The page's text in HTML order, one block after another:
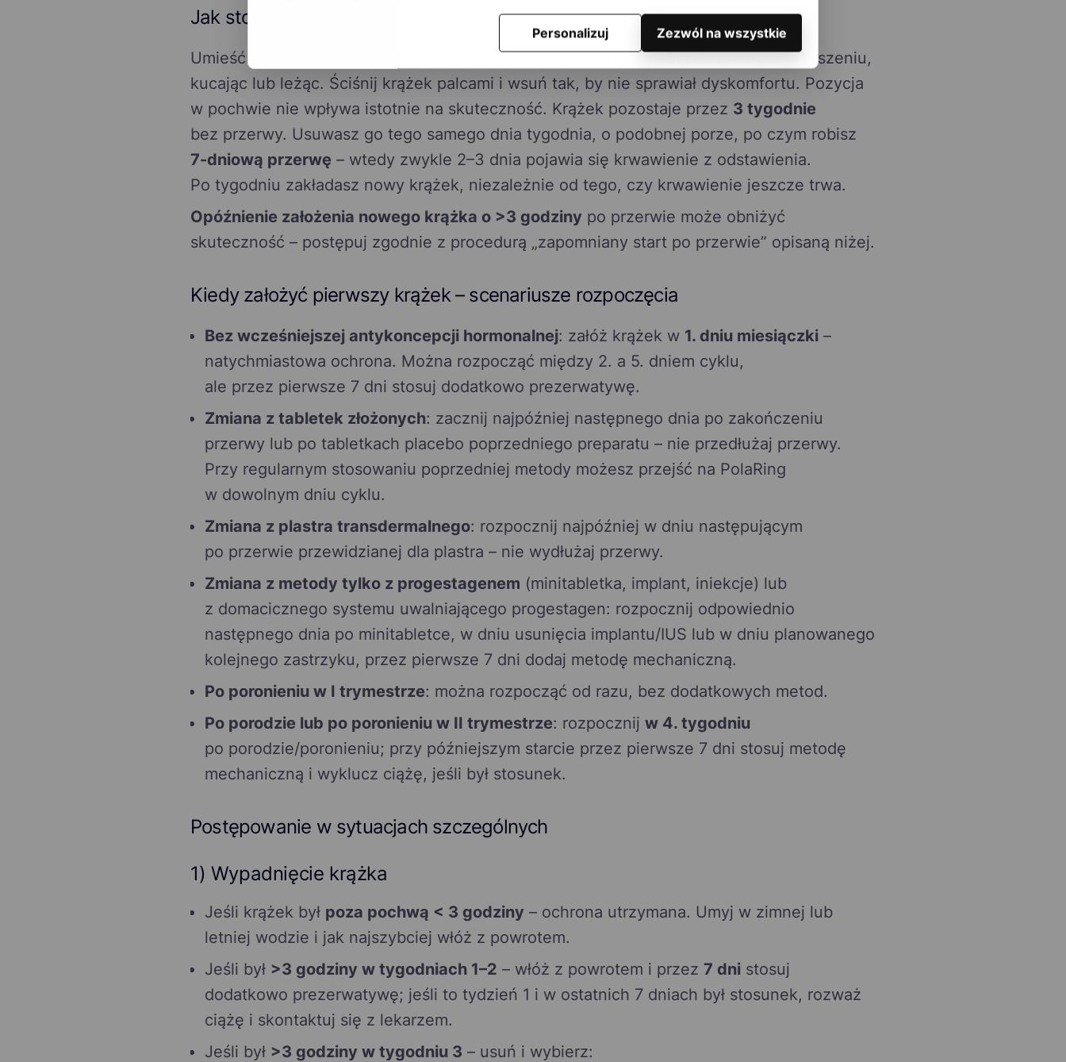
Jak stosować PolaRing?
Umieść krążek w pochwie w wygodnej pozycji – np. stojąc z jedną nogą na podwyższeniu,
kucając lub leżąc. Ściśnij krążek palcami i wsuń tak, by nie sprawiał dyskomfortu. Pozycja
w pochwie nie wpływa istotnie na skuteczność. Krążek pozostaje przez 3 tygodnie
bez przerwy. Usuwasz go tego samego dnia tygodnia, o podobnej porze, po czym robisz
7-dniową przerwę – wtedy zwykle 2–3 dnia pojawia się krwawienie z odstawienia.
Po tygodniu zakładasz nowy krążek, niezależnie od tego, czy krwawienie jeszcze trwa.
Opóźnienie założenia nowego krążka o >3 godziny po przerwie może obniżyć
skuteczność – postępuj zgodnie z procedurą „zapomniany start po przerwie” opisaną niżej.
Kiedy założyć pierwszy krążek – scenariusze rozpoczęcia
Bez wcześniejszej antykoncepcji hormonalnej: załóż krążek w 1. dniu miesiączki –
natychmiastowa ochrona. Można rozpocząć między 2. a 5. dniem cyklu,
ale przez pierwsze 7 dni stosuj dodatkowo prezerwatywę.
Zmiana z tabletek złożonych: zacznij najpóźniej następnego dnia po zakończeniu
przerwy lub po tabletkach placebo poprzedniego preparatu – nie przedłużaj przerwy.
Przy regularnym stosowaniu poprzedniej metody możesz przejść na PolaRing
w dowolnym dniu cyklu.
Zmiana z plastra transdermalnego: rozpocznij najpóźniej w dniu następującym
po przerwie przewidzianej dla plastra – nie wydłużaj przerwy.
Zmiana z metody tylko z progestagenem (minitabletka, implant, iniekcje) lub
z domacicznego systemu uwalniającego progestagen: rozpocznij odpowiednio
następnego dnia po minitabletce, w dniu usunięcia implantu/IUS lub w dniu planowanego
kolejnego zastrzyku, przez pierwsze 7 dni dodaj metodę mechaniczną.
Po poronieniu w I trymestrze: można rozpocząć od razu, bez dodatkowych metod.
Po porodzie lub po poronieniu w II trymestrze: rozpocznij w 4. tygodniu
po porodzie/poronieniu; przy późniejszym starcie przez pierwsze 7 dni stosuj metodę
mechaniczną i wyklucz ciążę, jeśli był stosunek.
Postępowanie w sytuacjach szczególnych
1) Wypadnięcie krążka
Jeśli krążek był poza pochwą < 3 godziny – ochrona utrzymana. Umyj w zimnej lub
letniej wodzie i jak najszybciej włóż z powrotem.
Jeśli był >3 godziny w tygodniach 1–2 – włóż z powrotem i przez 7 dni stosuj
dodatkowo prezerwatywę; jeśli to tydzień 1 i w ostatnich 7 dniach był stosunek, rozważ
ciążę i skontaktuj się z lekarzem.
Jeśli był >3 godziny w tygodniu 3 – usuń i wybierz:
Personalizuj Zezwól na wszystkie